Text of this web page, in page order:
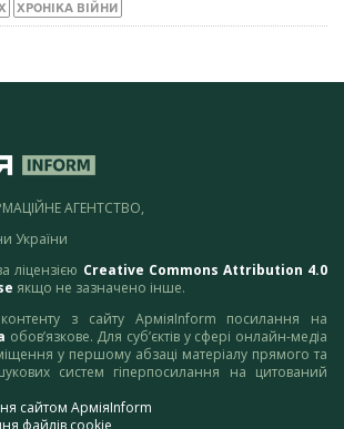
ХРОНІКА ВІЙНИ
АГЕНТСТВО,
України
ліцензією Creative Commons Attribution 4.0
якщо не зазначено інше.
з сайту АрміяInform посилання на
обов’язкове. Для суб’єктів у сфері онлайн-медіа
у першому абзаці матеріалу прямого та
систем гіперпосилання на цитований
сайтом АрміяInform